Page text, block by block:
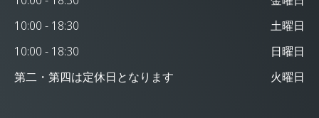
10:00 - 18:30
土曜日
10:00 - 18:30
日曜日
第二・第四は定休日となります
火曜日